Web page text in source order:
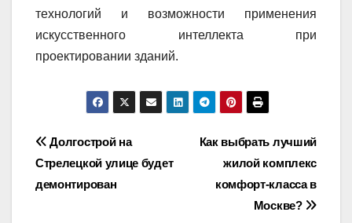
технологий и возможности применения
искусственного интеллекта при
проектировании зданий.
Навигация
по
Как выбрать лучший
жилой комплекс
комфорт-класса в
Москве?
Долгострой на
Стрелецкой улице будет
демонтирован